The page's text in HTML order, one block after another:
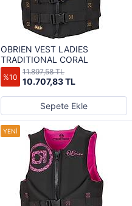
OBRIEN VEST LADIES
TRADITIONAL CORAL
%10 10.707,83 TL
11.897,58 TL
Sepete Ekle